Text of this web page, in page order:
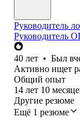
Руководитель
Руководитель
40 лет • Был
Активно ищет
Общий опыт
14 лет 10
Другие резюме
Ещё 1 резюме